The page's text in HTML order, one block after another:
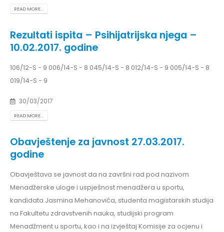
READ MORE...
Rezultati ispita – Psihijatrijska njega –
10.02.2017. godine
106/12-S - 9 006/14-S - 8 045/14-S - 8 012/14-S - 9 005/14-S - 8
019/14-S - 9
30/03/2017
READ MORE...
Obavještenje za javnost 27.03.2017.
godine
Obavještava se javnost da na završni rad pod nazivom
Menadžerske uloge i uspješnost menadžera u sportu,
kandidata Jasmina Mehanovića, studenta magistarskih studija
na Fakultetu zdravstvenih nauka, studijski program
Menadžment u sportu, kao i na izvještaj Komisije za ocjenu i